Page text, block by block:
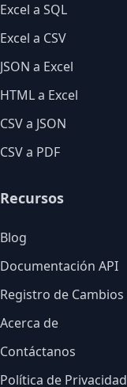
Excel a SQL
Excel a CSV
JSON a Excel
HTML a Excel
CSV a JSON
CSV a PDF
Recursos
Blog
Documentación API
Registro de Cambios
Acerca de
Contáctanos
Política de Privacidad